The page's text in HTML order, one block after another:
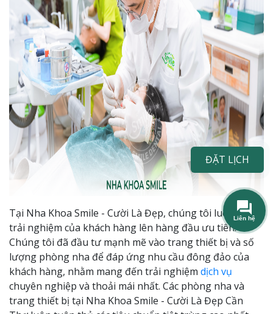
Tại Nha Khoa Smile - Cười Là Đẹp, chúng tôi luôn đặt
trải nghiệm của khách hàng lên hàng đầu ưu tiên.
Chúng tôi đã đầu tư mạnh mẽ vào trang thiết bị và số
lượng phòng nha để đáp ứng nhu cầu đông đảo của
khách hàng, nhằm mang đến trải nghiệm dịch vụ
chuyên nghiệp và thoải mái nhất. Các phòng nha và
trang thiết bị tại Nha Khoa Smile - Cười Là Đẹp Cần
ĐẶT LỊCH